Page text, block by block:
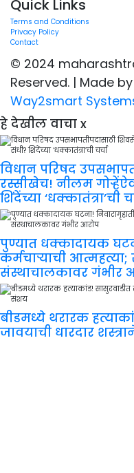
Quick Links
Terms and Conditions
Privacy Policy
Contact
© 2024
Reserved. | Made
Way2smart
हे देखील वाचा x
विधान परिषद
रस्सीखेच! नीलम
शिंदेंच्या ‘धक्कातंत्रा’ची
पुण्यात धक्कादायक
कर्मचाऱ्याची
संस्थाचालकावर गंभीर
बीडमध्ये थरारक
जावयाची धारदार